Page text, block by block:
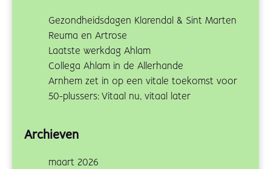
Gezondheidsdagen Klarendal & Sint Marten
Reuma en Artrose
Laatste werkdag Ahlam
Collega Ahlam in de Allerhande
Arnhem zet in op een vitale toekomst voor
50-plussers: Vitaal nu, vitaal later
Archieven
maart 2026